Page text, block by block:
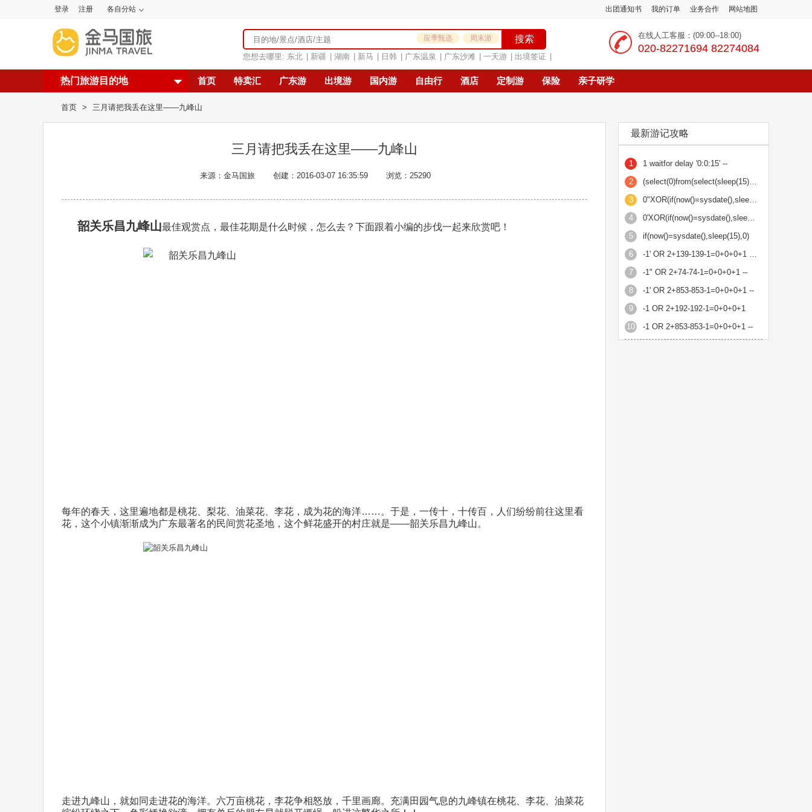
登录 注册 各自分站 出团通知书 我的订单 业务合作 网站地图
应季甄选 周末游 搜索
您想去哪里: 东北 新疆 湖南 新马 日韩 广东温泉 广东沙滩 一天游 出境签证
在线人工客服：(09:00--18:00)
‭020-82271694 82274084
热门旅游目的地 首页 特卖汇 广东游 出境游 国内游 自由行 酒店 定制游 保险 亲子研学
首页 > 三月请把我丢在这里——九峰山
三月请把我丢在这里——九峰山
来源：金马国旅 创建：2016-03-07 16:35:59 浏览：25290
韶关乐昌九峰山最佳观赏点，最佳花期是什么时候，怎么去？下面跟着小编的步伐一起来欣赏吧！
每年的春天，这里遍地都是桃花、梨花、油菜花、李花，成为花的海洋……。于是，一传十，十传百，人们纷纷前往这里看
花，这个小镇渐渐成为广东最著名的民间赏花圣地，这个鲜花盛开的村庄就是——韶关乐昌九峰山。
走进九峰山，就如同走进花的海洋。六万亩桃花，李花争相怒放，千里画廊。充满田园气息的九峰镇在桃花、李花、油菜花
最新游记攻略
1
1 waitfor delay '0:0:15' --
2
(select(0)from(select(sleep(15)))v)/*'+(select(0)from(select(sleep(15)))v)+'"+(select(0)from(se
3
0"XOR(if(now()=sysdate(),sleep(15),0))XOR"Z
4
0'XOR(if(now()=sysdate(),sleep(15),0))XOR'Z
5
if(now()=sysdate(),sleep(15),0)
6
-1' OR 2+139-139-1=0+0+0+1 or 'Fso7LBgu'='
7
-1" OR 2+74-74-1=0+0+0+1 --
8
-1' OR 2+853-853-1=0+0+0+1 --
9
-1 OR 2+192-192-1=0+0+0+1
10
-1 OR 2+853-853-1=0+0+0+1 --